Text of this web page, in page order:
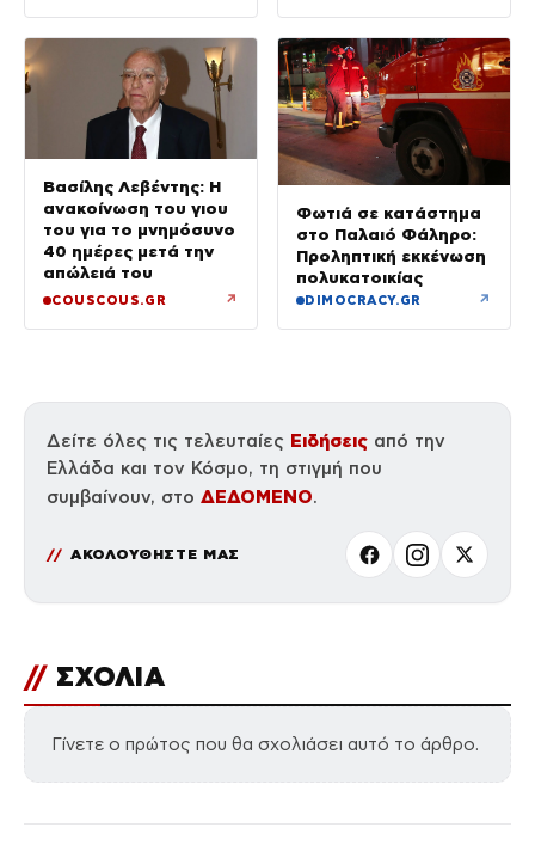
Βασίλης Λεβέντης: Η
ανακοίνωση του γιου
του για το μνημόσυνο
40 ημέρες μετά την
απώλειά του
COUSCOUS.GR ↗
Φωτιά σε κατάστημα
στο Παλαιό Φάληρο:
Προληπτική εκκένωση
πολυκατοικίας
DIMOCRACY.GR ↗
Δείτε όλες τις τελευταίες Ειδήσεις από την
Ελλάδα και τον Κόσμο, τη στιγμή που
συμβαίνουν, στο ΔΕΔΟΜΕΝΟ.
ΑΚΟΛΟΥΘΗΣΤΕ ΜΑΣ
// ΣΧΟΛΙΑ
Γίνετε ο πρώτος που θα σχολιάσει αυτό το άρθρο.